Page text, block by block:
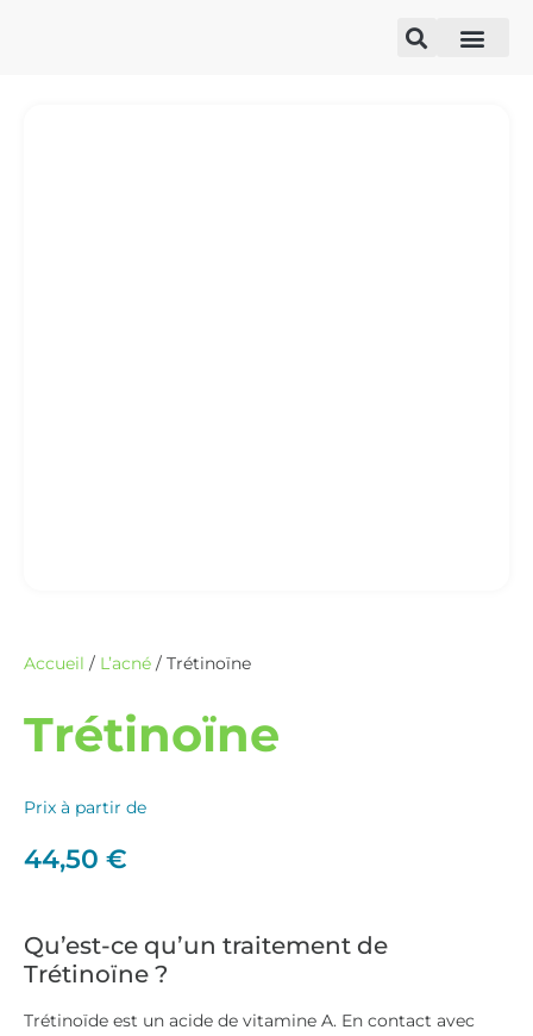
Accueil / L’acné / Trétinoïne
Trétinoïne
Prix à partir de
44,50 €
Qu’est-ce qu’un traitement de
Trétinoïne ?
Trétinoïde est un acide de vitamine A. En contact avec